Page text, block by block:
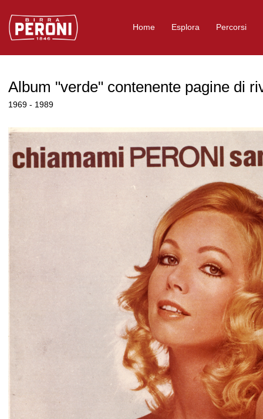
Logo Birra Peroni
Home Esplora Percorsi
Album "verde" contenente pagine di
1969 - 1989